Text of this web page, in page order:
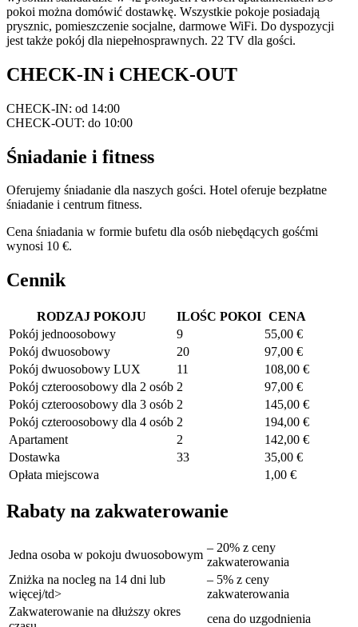
pokoi można domówić dostawkę. Wszystkie pokoje posiadają
prysznic, pomieszczenie socjalne, darmowe WiFi. Do dyspozycji
jest także pokój dla niepełnosprawnych. 22 TV dla gości.
CHECK-IN i CHECK-OUT
CHECK-IN: od 14:00
CHECK-OUT: do 10:00
Śniadanie i fitness
Oferujemy śniadanie dla naszych gości. Hotel oferuje bezpłatne
śniadanie i centrum fitness.
Cena śniadania w formie bufetu dla osób niebędących gośćmi
wynosi 10 €.
Cennik
RODZAJ POKOJU ILOŚC POKOI CENA
Pokój jednoosobowy
9
55,00 €
Pokój dwuosobowy
20
97,00 €
Pokój dwuosobowy LUX
11
108,00 €
Pokój czteroosobowy dla 2 osób 2
97,00 €
Pokój czteroosobowy dla 3 osób 2
145,00 €
Pokój czteroosobowy dla 4 osób 2
194,00 €
Apartament
2
142,00 €
Dostawka
33
35,00 €
Opłata miejscowa
1,00 €
Rabaty na zakwaterowanie
Jedna osoba w pokoju dwuosobowym
– 20% z ceny
zakwaterowania
Zniżka na nocleg na 14 dni lub
więcej/td>
– 5% z ceny
zakwaterowania
Zakwaterowanie na dłuższy okres
cena do uzgodnienia